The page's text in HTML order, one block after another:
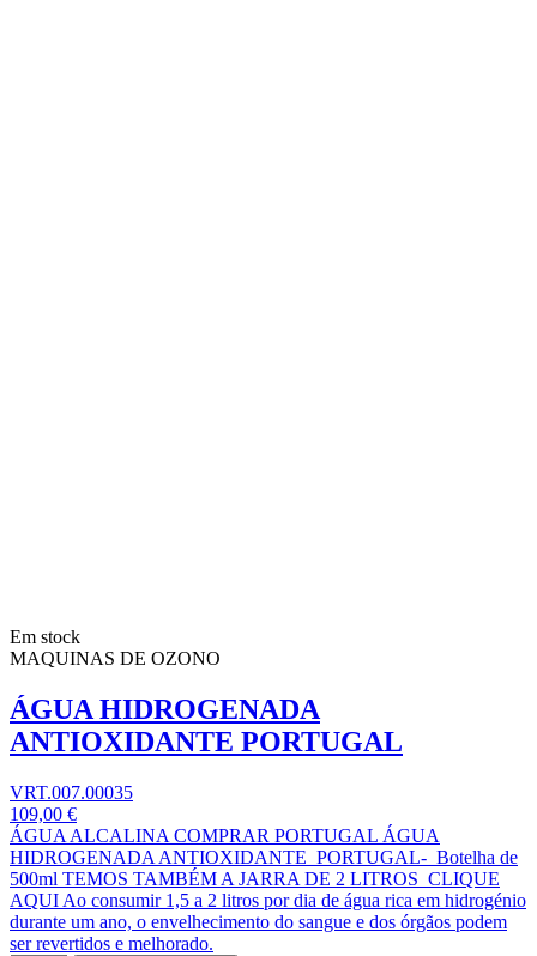
Em stock
MAQUINAS DE OZONO
ÁGUA HIDROGENADA
ANTIOXIDANTE PORTUGAL
VRT.007.00035
109,00 €
ÁGUA ALCALINA COMPRAR PORTUGAL ÁGUA
HIDROGENADA ANTIOXIDANTE PORTUGAL- Botelha de
500ml TEMOS TAMBÉM A JARRA DE 2 LITROS CLIQUE
AQUI Ao consumir 1,5 a 2 litros por dia de água rica em hidrogénio
durante um ano, o envelhecimento do sangue e dos órgãos podem
ser revertidos e melhorado.